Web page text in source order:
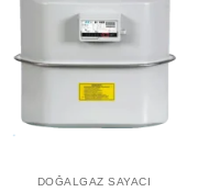
DOĞALGAZ SAYACI